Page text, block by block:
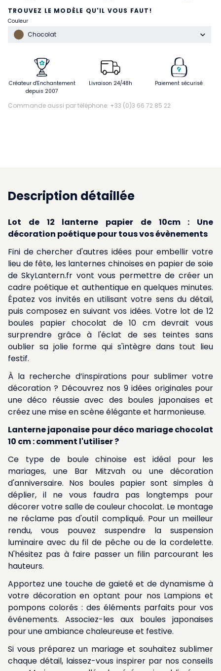
TROUVEZ LE MODÈLE QU'IL VOUS FAUT!
Couleur
Chocolat
Créateur d'Enchantement
depuis 2007
Livraison 24/48h Paiement sécurisé
Commande aussi par téléphone: +33 (0)3 66 72 85 22
Description détaillée
Lot de 12 lanterne papier de 10cm : Une
décoration poétique pour tous vos évènements
Fini de chercher d'autres idées pour embellir votre
lieu de fête, les lanternes chinoises en papier de soie
de SkyLantern.fr vont vous permettre de créer un
cadre poétique et authentique en quelques minutes.
Épatez vos invités en utilisant votre sens du détail,
puis composez en suivant vos idées. Votre lot de 12
boules papier chocolat de 10 cm devrait vous
surprendre grâce à l'éclat de ses teintes sans
oublier sa jolie forme qui s'intègre dans tout lieu
festif.
À la recherche d’inspirations pour sublimer votre
décoration ? Découvrez nos 9 idées originales pour
une déco réussie avec des boules japonaiseset
créez une mise en scène élégante et harmonieuse.
Lanterne japonaise pour déco mariage chocolat
10 cm : comment l'utiliser ?
Ce type de boule chinoise est idéal pour les
mariages, une Bar Mitzvah ou une décoration
d'anniversaire. Nos boules papier sont simples à
déplier, il ne vous faudra pas longtemps pour
décorer votre salle de couleur chocolat. Le montage
ne réclame pas d'outil compliqué. Pour un meilleur
rendu, vous pouvez suspendre la suspension
luminaire avec du fil de pêche ou de la cordelette.
N'hésitez pas à faire passer un filin parcourant les
hauteurs.
Apportez une touche de gaieté et de dynamisme à
votre décoration en optant pour nos Lampions et
pompons colorés : des éléments parfaits pour vos
événements. Associez-les aux boules japonaises
pour une ambiance chaleureuse et festive.
Si vous préparez un mariage et souhaitez sublimer
chaque détail, laissez-vous inspirer par nos conseils